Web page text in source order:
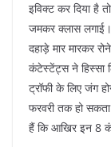
इविक्ट कर दिया है
जमकर क्लास लगाई।
दहाड़े मार मारकर
कंटेस्टेंट्स ने हिस्सा
ट्रॉफी के लिए जंग
फरवरी तक हो
हैं कि आखिर इन 8